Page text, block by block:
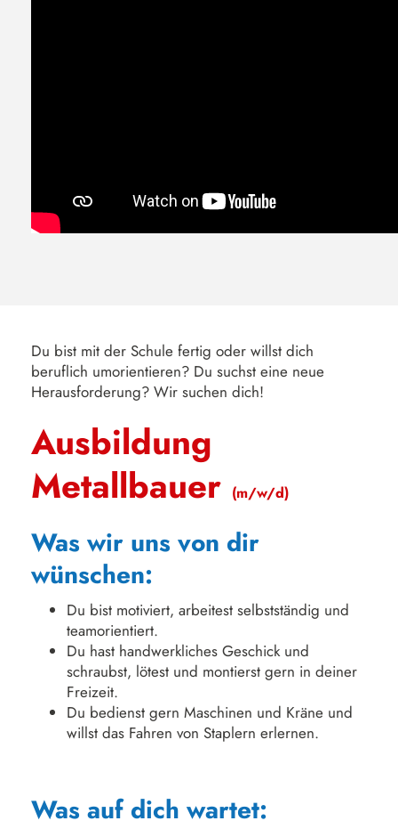
Du bist mit der Schule fertig oder willst dich
beruflich umorientieren? Du suchst eine neue
Herausforderung? Wir suchen dich!
Ausbildung
Metallbauer (m/w/d)
Was wir uns von dir
wünschen:
Du bist motiviert, arbeitest selbstständig und
teamorientiert.
Du hast handwerkliches Geschick und
schraubst, lötest und montierst gern in deiner
Freizeit.
Du bedienst gern Maschinen und Kräne und
willst das Fahren von Staplern erlernen.
Was auf dich wartet: